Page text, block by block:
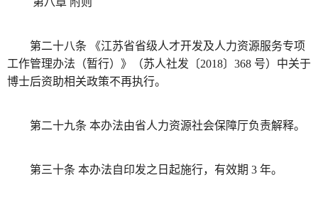
第二十八条 《江苏省省级人才开发及人力资源服务专项
工作管理办法（暂行）》（苏人社发〔2018〕368 号）中关于
博士后资助相关政策不再执行。
第二十九条 本办法由省人力资源社会保障厅负责解释。
第三十条 本办法自印发之日起施行，有效期 3 年。